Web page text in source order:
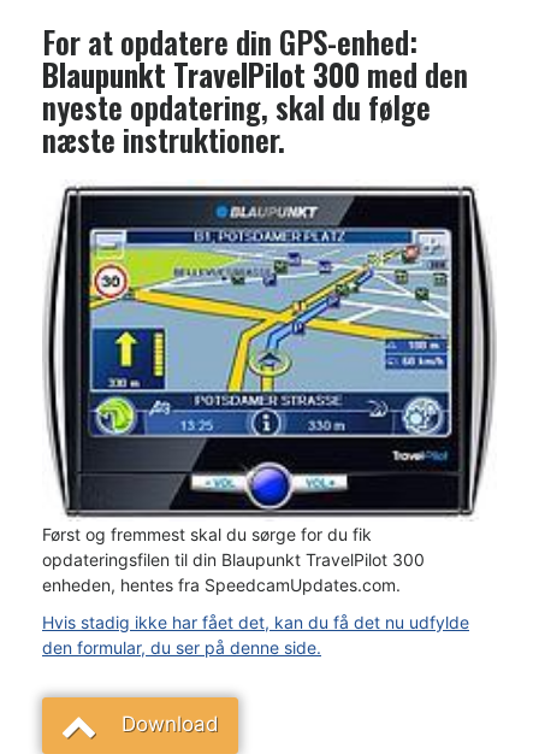
For at opdatere din GPS-enhed:
Blaupunkt TravelPilot 300 med den
nyeste opdatering, skal du følge
næste instruktioner.
Først og fremmest skal du sørge for du fik
opdateringsfilen til din Blaupunkt TravelPilot 300
enheden, hentes fra SpeedcamUpdates.com.
Hvis stadig ikke har fået det, kan du få det nu udfylde
den formular, du ser på denne side.
Download